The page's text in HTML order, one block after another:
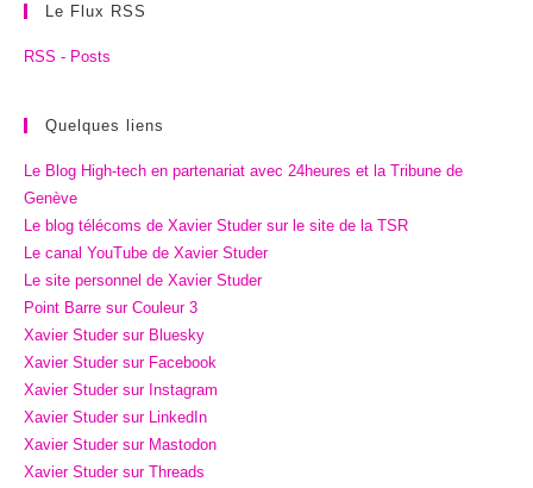
Le Flux RSS
RSS - Posts
Quelques liens
Le Blog High-tech en partenariat avec 24heures et la Tribune de
Genève
Le blog télécoms de Xavier Studer sur le site de la TSR
Le canal YouTube de Xavier Studer
Le site personnel de Xavier Studer
Point Barre sur Couleur 3
Xavier Studer sur Bluesky
Xavier Studer sur Facebook
Xavier Studer sur Instagram
Xavier Studer sur LinkedIn
Xavier Studer sur Mastodon
Xavier Studer sur Threads